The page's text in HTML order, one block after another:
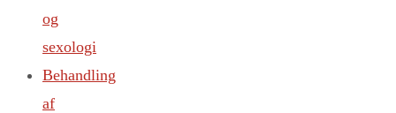
og
sexologi
Behandling
af